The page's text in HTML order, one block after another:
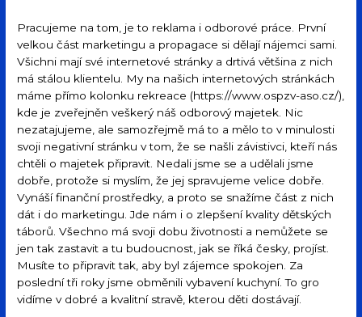
Pracujeme na tom, je to reklama i odborové práce. První
velkou část marketingu a propagace si dělají nájemci sami.
Všichni mají své internetové stránky a drtivá většina z nich
má stálou klientelu. My na našich internetových stránkách
máme přímo kolonku rekreace (https://www.ospzv-aso.cz/),
kde je zveřejněn veškerý náš odborový majetek. Nic
nezatajujeme, ale samozřejmě má to a mělo to v minulosti
svoji negativní stránku v tom, že se našli závistivci, kteří nás
chtěli o majetek připravit. Nedali jsme se a udělali jsme
dobře, protože si myslím, že jej spravujeme velice dobře.
Vynáší finanční prostředky, a proto se snažíme část z nich
dát i do marketingu. Jde nám i o zlepšení kvality dětských
táborů. Všechno má svoji dobu životnosti a nemůžete se
jen tak zastavit a tu budoucnost, jak se říká česky, projíst.
Musíte to připravit tak, aby byl zájemce spokojen. Za
poslední tři roky jsme obměnili vybavení kuchyní. To gro
vidíme v dobré a kvalitní stravě, kterou děti dostávají.